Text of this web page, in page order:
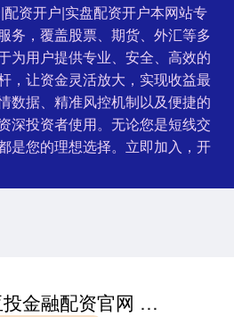
资开户|实盘配资开户本网站专
务，覆盖股票、期货、外汇等多
为用户提供专业、安全、高效的
，让资金灵活放大，实现收益最
数据、精准风控机制以及便捷的
深投资者使用。无论您是短线交
是您的理想选择。立即加入，开
亚投金融配资官网 安凯微现3笔大宗交易 合计成交56.40万股